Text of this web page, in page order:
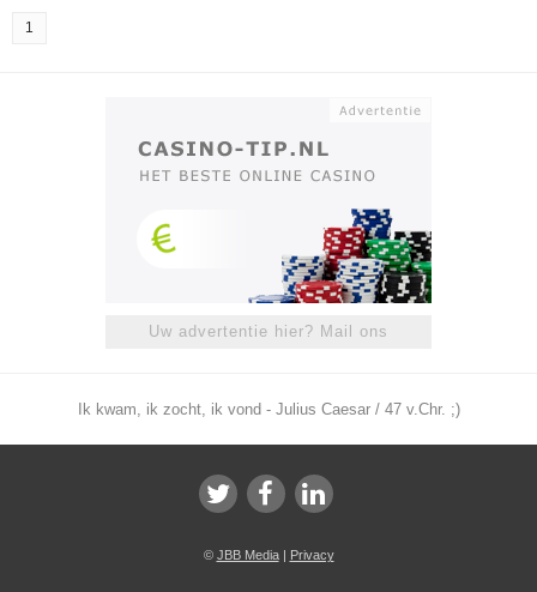
1
Uw advertentie hier? Mail ons
Ik kwam, ik zocht, ik vond - Julius Caesar / 47 v.Chr. ;)
© JBB Media| Privacy